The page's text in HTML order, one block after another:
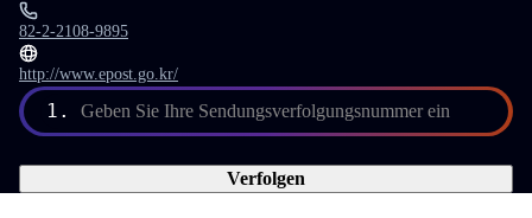
82-2-2108-9895
http://www.epost.go.kr/
1. Geben Sie Ihre Sendungsverfolgungsnummer ein
Verfolgen